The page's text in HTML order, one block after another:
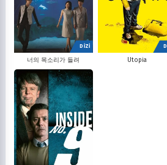
DİZİ
너의 목소리가 들려 Utopia